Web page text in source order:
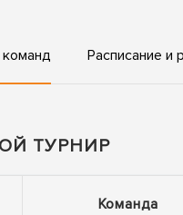
Расписание и
ТУРНИР
Команда